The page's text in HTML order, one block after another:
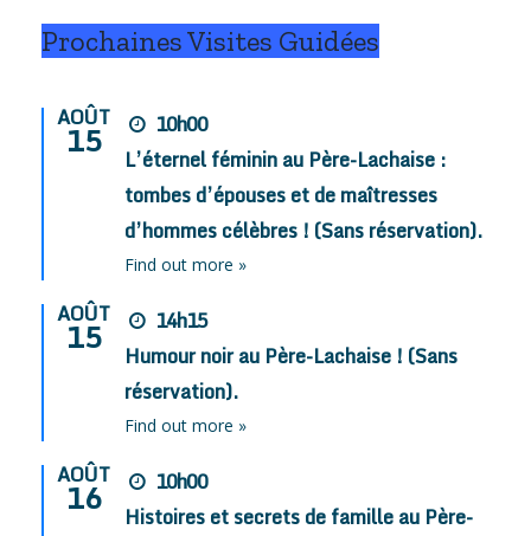
Prochaines Visites Guidées
AOÛT
15
10h00
L’éternel féminin au Père-Lachaise :
tombes d’épouses et de maîtresses
d’hommes célèbres ! (Sans réservation).
Find out more »
AOÛT
15
14h15
Humour noir au Père-Lachaise ! (Sans
réservation).
Find out more »
AOÛT
16
10h00
Histoires et secrets de famille au Père-